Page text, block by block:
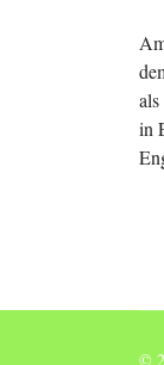
in
©